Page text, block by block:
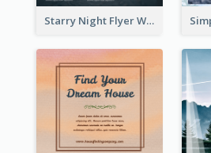
Starry Night Flyer With Street View